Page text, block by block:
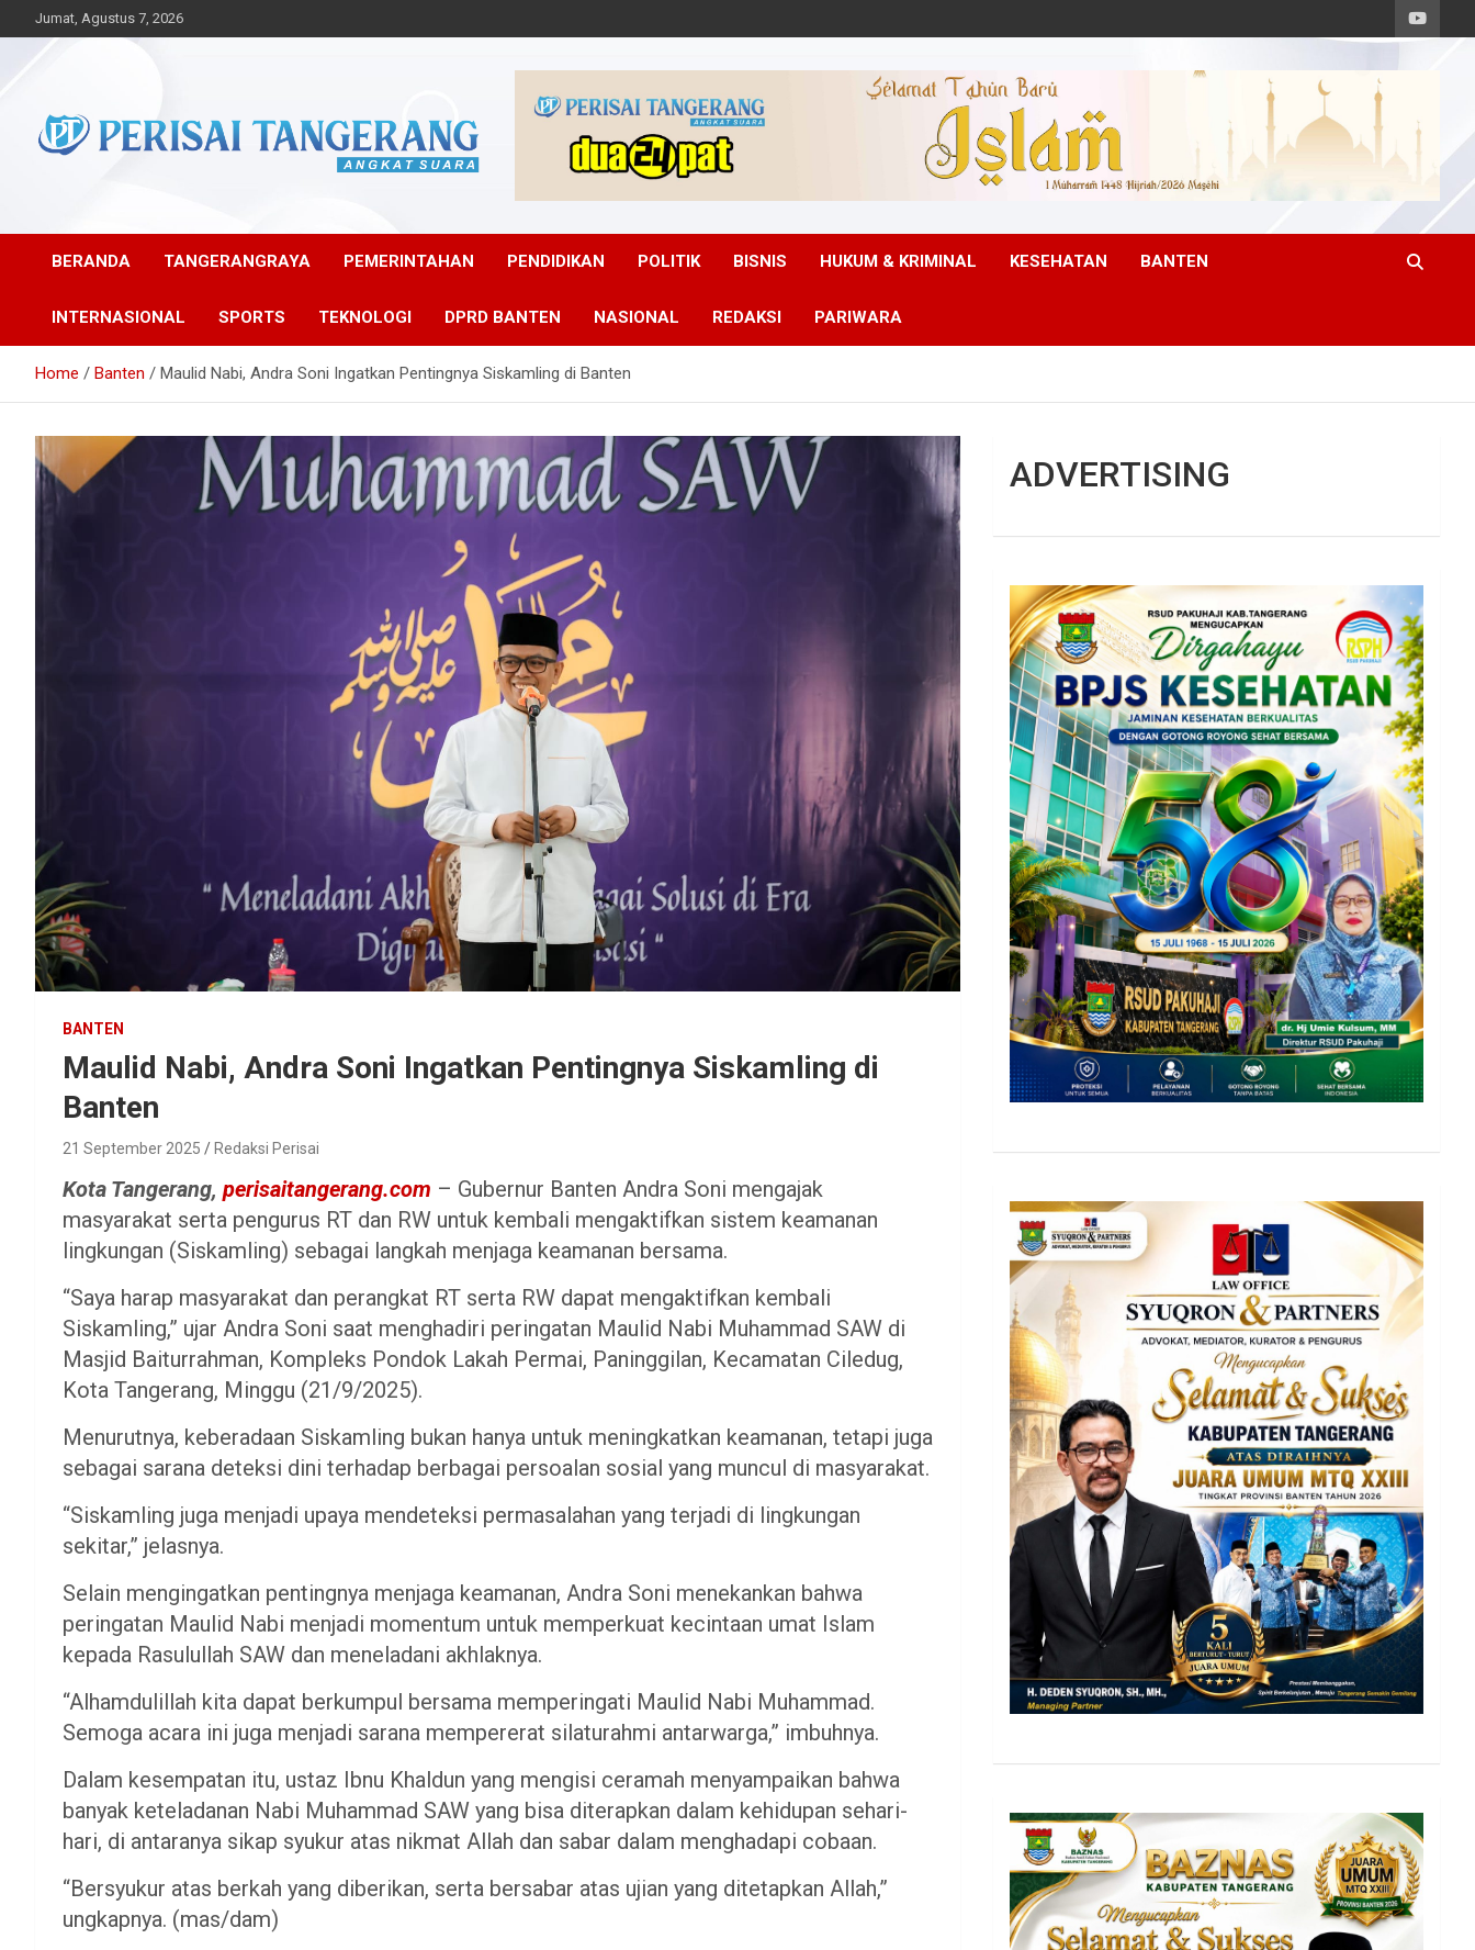
to
Jumat, Agustus 7, 2026
Angkat Suara
BERANDA TANGERANGRAYA PEMERINTAHAN PENDIDIKAN POLITIK BISNIS HUKUM & KRIMINAL KESEHATAN BANTEN
INTERNASIONAL SPORTS TEKNOLOGI DPRD BANTEN NASIONAL REDAKSI PARIWARA
Home Banten Maulid Nabi, Andra Soni Ingatkan Pentingnya Siskamling di Banten
BANTEN
Maulid Nabi, Andra Soni Ingatkan Pentingnya Siskamling di
Banten
21 September 2025 Redaksi Perisai
Kota Tangerang, perisaitangerang.com – Gubernur Banten Andra Soni mengajak
masyarakat serta pengurus RT dan RW untuk kembali mengaktifkan sistem keamanan
lingkungan (Siskamling) sebagai langkah menjaga keamanan bersama.
“Saya harap masyarakat dan perangkat RT serta RW dapat mengaktifkan kembali
Siskamling,” ujar Andra Soni saat menghadiri peringatan Maulid Nabi Muhammad SAW di
Masjid Baiturrahman, Kompleks Pondok Lakah Permai, Paninggilan, Kecamatan Ciledug,
Kota Tangerang, Minggu (21/9/2025).
Menurutnya, keberadaan Siskamling bukan hanya untuk meningkatkan keamanan, tetapi juga
sebagai sarana deteksi dini terhadap berbagai persoalan sosial yang muncul di masyarakat.
“Siskamling juga menjadi upaya mendeteksi permasalahan yang terjadi di lingkungan
sekitar,” jelasnya.
Selain mengingatkan pentingnya menjaga keamanan, Andra Soni menekankan bahwa
peringatan Maulid Nabi menjadi momentum untuk memperkuat kecintaan umat Islam
kepada Rasulullah SAW dan meneladani akhlaknya.
“Alhamdulillah kita dapat berkumpul bersama memperingati Maulid Nabi Muhammad.
Semoga acara ini juga menjadi sarana mempererat silaturahmi antarwarga,” imbuhnya.
Dalam kesempatan itu, ustaz Ibnu Khaldun yang mengisi ceramah menyampaikan bahwa
banyak keteladanan Nabi Muhammad SAW yang bisa diterapkan dalam kehidupan sehari-
hari, di antaranya sikap syukur atas nikmat Allah dan sabar dalam menghadapi cobaan.
“Bersyukur atas berkah yang diberikan, serta bersabar atas ujian yang ditetapkan Allah,”
ungkapnya. (mas/dam)
ADVERTISING